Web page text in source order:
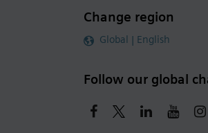
Change region
Global | English
Follow our global